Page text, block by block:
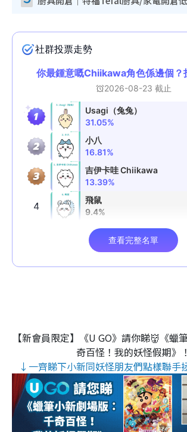
【新會員限定】《U GO》請你睇👹《蠟
奇百怪！我的妖怪假期》！
↓一齊睇下小新同妖怪朋友們點樣聯手